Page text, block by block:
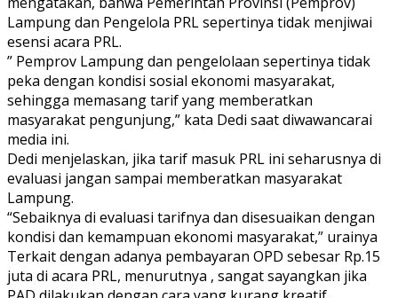
Lampung dan Pengelola PRL sepertinya tidak menjiwai
esensi acara PRL.
” Pemprov Lampung dan pengelolaan sepertinya tidak
peka dengan kondisi sosial ekonomi masyarakat,
sehingga memasang tarif yang memberatkan
masyarakat pengunjung,” kata Dedi saat diwawancarai
media ini.
Dedi menjelaskan, jika tarif masuk PRL ini seharusnya di
evaluasi jangan sampai memberatkan masyarakat
Lampung.
“Sebaiknya di evaluasi tarifnya dan disesuaikan dengan
kondisi dan kemampuan ekonomi masyarakat,” urainya
Terkait dengan adanya pembayaran OPD sebesar Rp.15
juta di acara PRL, menurutnya , sangat sayangkan jika